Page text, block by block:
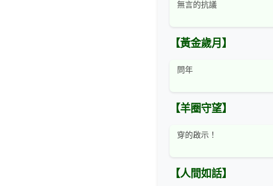
無言的抗議
【黃金歲月】
問年
【羊圈守望】
穿的啟示！
【人間如話】